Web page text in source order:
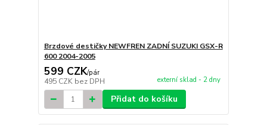
Brzdové destičky NEWFREN ZADNÍ SUZUKI GSX-R
600 2004-2005
599 CZK/pár
495 CZK bez DPH externí sklad - 2 dny
Přidat do košíku